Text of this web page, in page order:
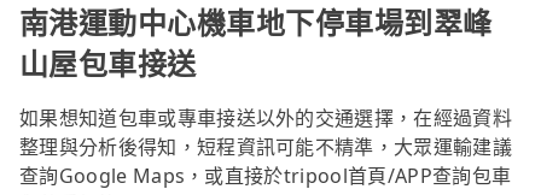
南港運動中心機車地下停車場到翠峰
山屋包車接送
如果想知道包車或專車接送以外的交通選擇，在經過資料
整理與分析後得知，短程資訊可能不精準，大眾運輸建議
查詢Google Maps，或直接於tripool首頁/APP查詢包車